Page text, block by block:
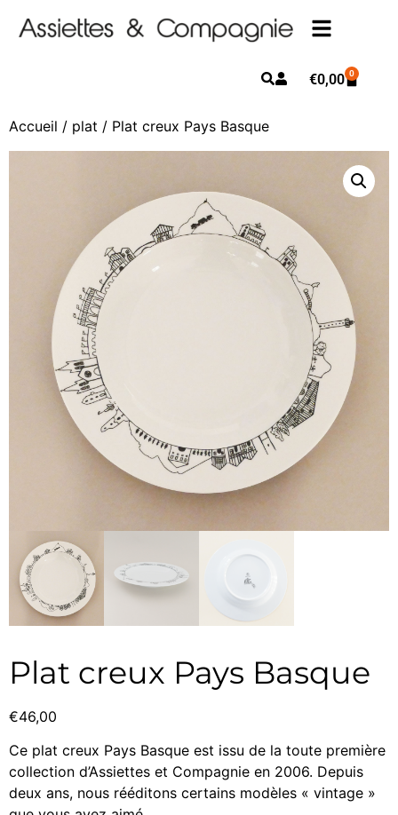
€0,00 0
Accueil / plat / Plat creux Pays Basque
Plat creux Pays Basque
€46,00
Ce plat creux Pays Basque est issu de la toute première
collection d’Assiettes et Compagnie en 2006. Depuis
deux ans, nous rééditons certains modèles « vintage »